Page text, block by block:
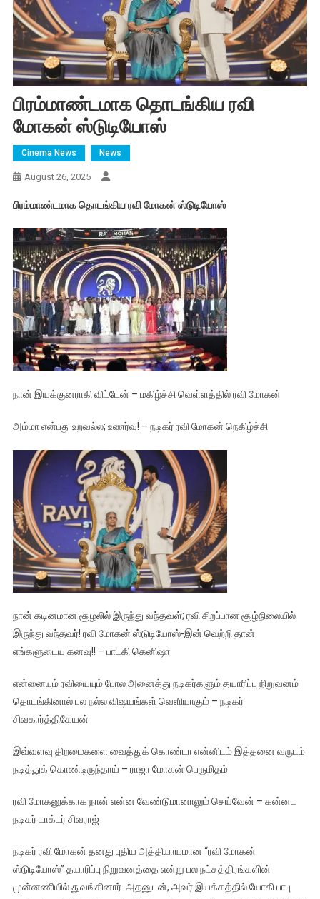
பிரம்மாண்டமாக தொடங்கிய ரவி
மோகன் ஸ்டுடியோஸ்
Cinema News News
August 26, 2025
பிரம்மாண்டமாக தொடங்கிய ரவி மோகன் ஸ்டுடியோஸ்
நான் இயக்குனராகி விட்டேன் – மகிழ்ச்சி வெள்ளத்தில் ரவி மோகன்
அம்மா என்பது உறவல்ல; உணர்வு! – நடிகர் ரவி மோகன் நெகிழ்ச்சி
நான் கடினமான சூழலில் இருந்து வந்தவள்; ரவி சிறப்பான சூழ்நிலையில்
இருந்து வந்தவர்! ரவி மோகன் ஸ்டுடியோஸ்-இன் வெற்றி தான்
எங்களுடைய கனவு!! – பாடகி கெனிஷா
என்னையும் ரவியையும் போல அனைத்து நடிகர்களும் தயாரிப்பு நிறுவனம்
தொடங்கினால் பல நல்ல விஷயங்கள் வெளியாகும் – நடிகர்
சிவகார்த்திகேயன்
இவ்வளவு திறமைகளை வைத்துக் கொண்டா என்னிடம் இத்தனை வருடம்
நடித்துக் கொண்டிருந்தாய் – ராஜா மோகன் பெருமிதம்
ரவி மோகனுக்காக நான் என்ன வேண்டுமானாலும் செய்வேன் – கன்னட
நடிகர் டாக்டர் சிவராஜ்
நடிகர் ரவி மோகன் தனது புதிய அத்தியாயமான “ரவி மோகன்
ஸ்டுடியோஸ்” தயாரிப்பு நிறுவனத்தை என்று பல நட்சத்திரங்களின்
முன்னணியில் துவங்கினார். அதனுடன், அவர் இயக்கத்தில் யோகி பாபு